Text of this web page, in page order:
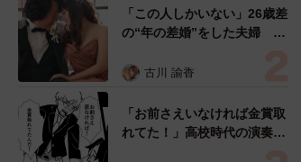
「この人しかいない」26歳差
の“年の差婚”をした夫婦 出
た？ 今の思いを聞いた
古川 諭香
「お前さえいなければ金賞取
れてた！」高校時代の演奏会